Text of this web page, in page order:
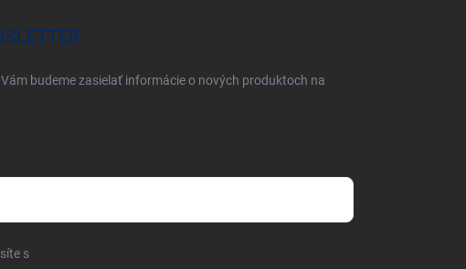
budeme zasielať informácie o nových produktoch na
s